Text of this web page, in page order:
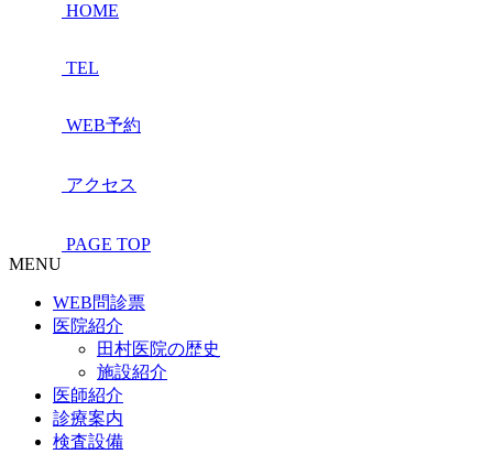
HOME
TEL
WEB予約
アクセス
PAGE TOP
MENU
WEB問診票
医院紹介
田村医院の歴史
施設紹介
医師紹介
診療案内
検査設備